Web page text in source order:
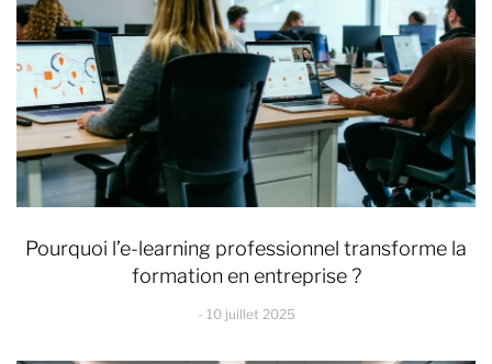
Pourquoi l’e-learning professionnel transforme la
formation en entreprise ?
10 juillet 2025